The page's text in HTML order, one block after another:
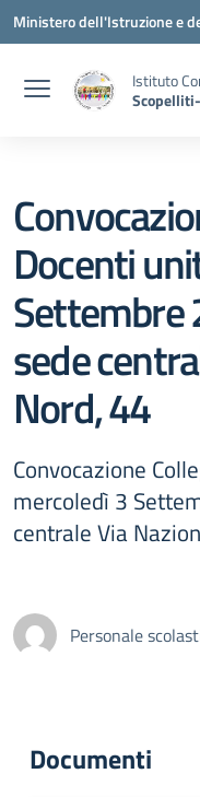
Vai ai contenuti
Vai al menu di navigazione
Vai al footer
Ministero dell'Istruzione e
Istituto
Docenti
Settembre
sede
Nord, 44
Convocazione
mercoledì 3
centrale Via
Personale
Documenti